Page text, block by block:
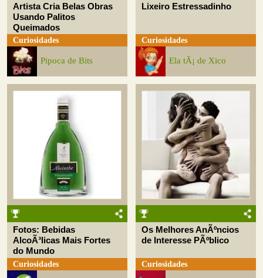
Artista Cria Belas Obras
Usando Palitos
Queimados
Curiosidades
Pipoca de Bits
Lixeiro Estressadinho
Curiosidades
Ela tÃ¡ de Xico
Fotos: Bebidas
AlcoÃ³licas Mais Fortes
do Mundo
Curiosidades
Os Melhores AnÃºncios
de Interesse PÃºblico
Curiosidades